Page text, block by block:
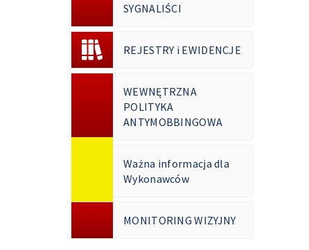
SYGNALIŚCI
REJESTRY i EWIDENCJE
WEWNĘTRZNA
POLITYKA
ANTYMOBBINGOWA
Ważna informacja dla
Wykonawców
MONITORING WIZYJNY